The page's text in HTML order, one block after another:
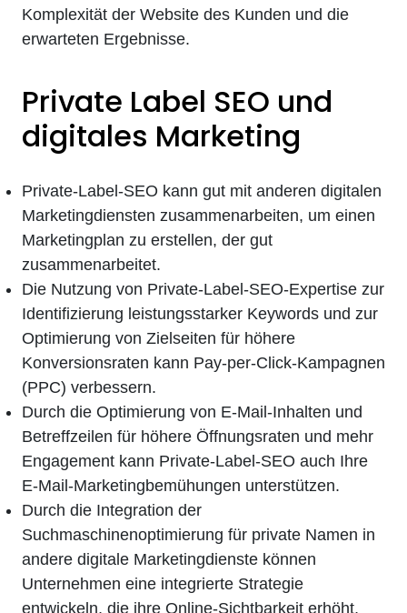
Komplexität der Website des Kunden und die
erwarteten Ergebnisse.
Private Label SEO und
digitales Marketing
Private-Label-SEO kann gut mit anderen digitalen
Marketingdiensten zusammenarbeiten, um einen
Marketingplan zu erstellen, der gut
zusammenarbeitet.
Die Nutzung von Private-Label-SEO-Expertise zur
Identifizierung leistungsstarker Keywords und zur
Optimierung von Zielseiten für höhere
Konversionsraten kann Pay-per-Click-Kampagnen
(PPC) verbessern.
Durch die Optimierung von E-Mail-Inhalten und
Betreffzeilen für höhere Öffnungsraten und mehr
Engagement kann Private-Label-SEO auch Ihre
E-Mail-Marketingbemühungen unterstützen.
Durch die Integration der
Suchmaschinenoptimierung für private Namen in
andere digitale Marketingdienste können
Unternehmen eine integrierte Strategie
entwickeln, die ihre Online-Sichtbarkeit erhöht,